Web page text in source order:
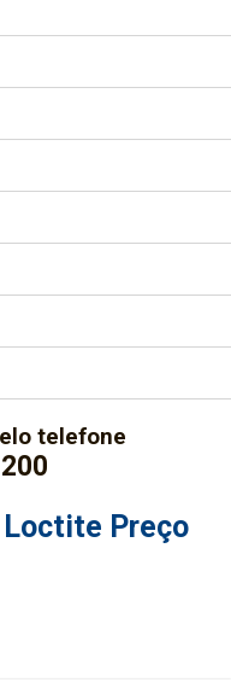
telefone
Preço